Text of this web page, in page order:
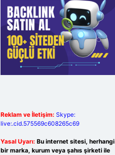
Reklam ve İletişim: Skype:
live:.cid.575569c608265c69
Yasal Uyarı: Bu internet sitesi, herhangi
bir marka, kurum veya şahıs şirketi ile